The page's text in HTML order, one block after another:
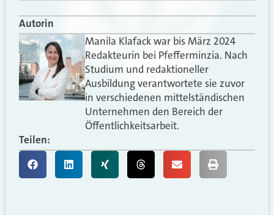
Autorin
Manila Klafack war bis März 2024
Redakteurin bei Pfefferminzia. Nach
Studium und redaktioneller
Ausbildung verantwortete sie zuvor
in verschiedenen mittelständischen
Unternehmen den Bereich der
Öffentlichkeitsarbeit.
Teilen: